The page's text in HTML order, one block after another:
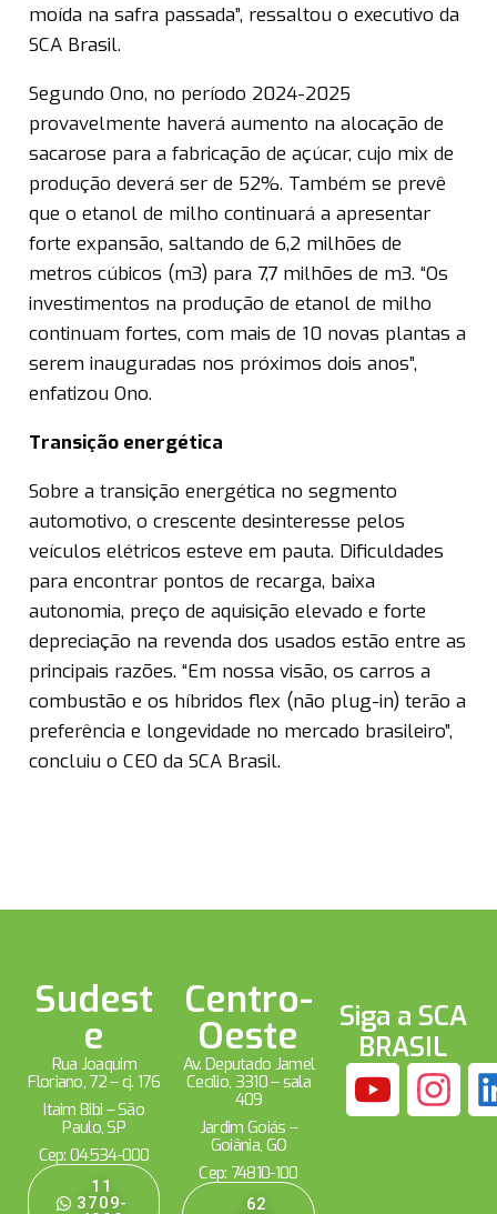
moída na safra passada”, ressaltou o executivo da
SCA Brasil.
Segundo Ono, no período 2024-2025
provavelmente haverá aumento na alocação de
sacarose para a fabricação de açúcar, cujo mix de
produção deverá ser de 52%. Também se prevê
que o etanol de milho continuará a apresentar
forte expansão, saltando de 6,2 milhões de
metros cúbicos (m3) para 7,7 milhões de m3. “Os
investimentos na produção de etanol de milho
continuam fortes, com mais de 10 novas plantas a
serem inauguradas nos próximos dois anos”,
enfatizou Ono.
Transição energética
Sobre a transição energética no segmento
automotivo, o crescente desinteresse pelos
veículos elétricos esteve em pauta. Dificuldades
para encontrar pontos de recarga, baixa
autonomia, preço de aquisição elevado e forte
depreciação na revenda dos usados estão entre as
principais razões. “Em nossa visão, os carros a
combustão e os híbridos flex (não plug-in) terão a
preferência e longevidade no mercado brasileiro”,
concluiu o CEO da SCA Brasil.
Sudest
e
Rua Joaquim
Floriano, 72 – cj. 176
Itaim Bibi – São
Paulo, SP
Cep: 04534-000
11
3709-
Centro-
Oeste
Av. Deputado Jamel
Cecílio, 3310 – sala
409
Jardim Goiás –
Goiânia, GO
Cep: 74810-100
62
Siga a SCA
BRASIL